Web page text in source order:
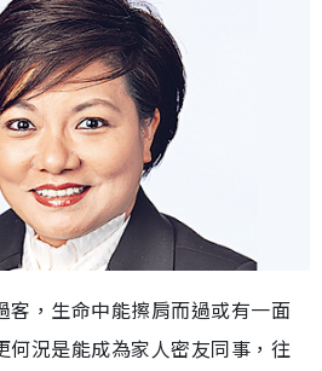
客，生命中能擦肩而過或有一面
何況是能成為家人密友同事，往